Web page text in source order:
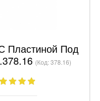
Пластиной Под
(Код:378.16)